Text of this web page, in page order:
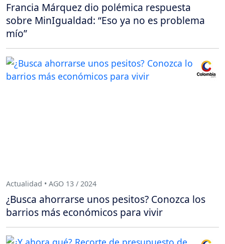
Francia Márquez dio polémica respuesta
sobre MinIgualdad: “Eso ya no es problema
mío”
Actualidad • AGO 13 / 2024
¿Busca ahorrarse unos pesitos? Conozca los
barrios más económicos para vivir